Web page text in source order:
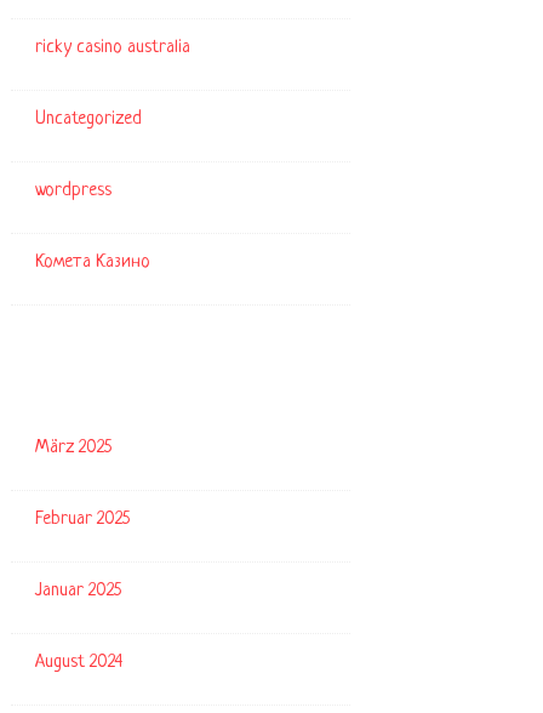
ricky casino australia
Uncategorized
wordpress
Комета Казино
März 2025
Februar 2025
Januar 2025
August 2024